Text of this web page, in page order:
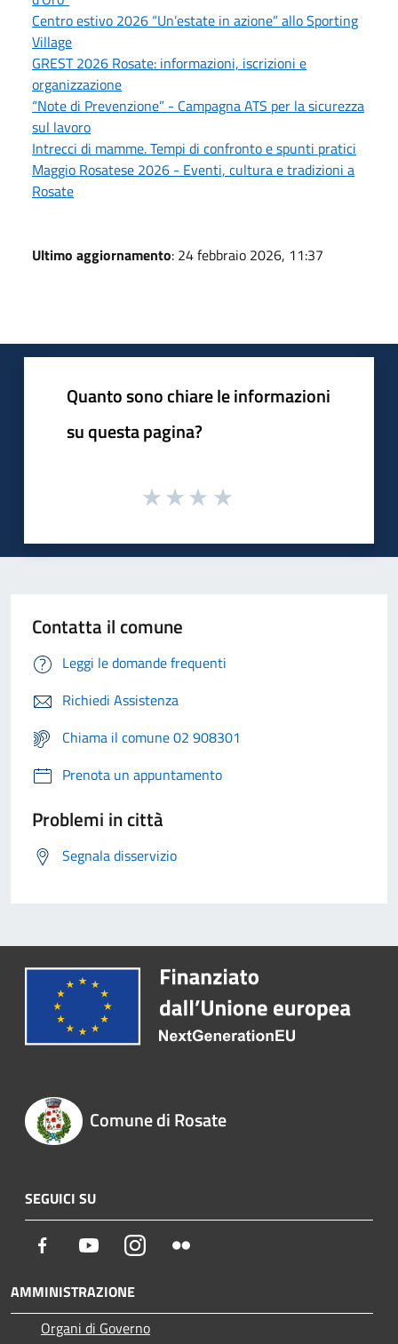
Centro estivo 2026 “Un’estate in azione” allo Sporting
Village
GREST 2026 Rosate: informazioni, iscrizioni e
organizzazione
“Note di Prevenzione” - Campagna ATS per la sicurezza
sul lavoro
Intrecci di mamme. Tempi di confronto e spunti pratici
Maggio Rosatese 2026 - Eventi, cultura e tradizioni a
Rosate
Ultimo aggiornamento: 24 febbraio 2026, 11:37
Quanto sono chiare le informazioni
su questa pagina?
Contatta il comune
Leggi le domande frequenti
Richiedi Assistenza
Chiama il comune 02 908301
Prenota un appuntamento
Problemi in città
Segnala disservizio
Comune di Rosate
SEGUICI SU
Facebook YoutubeInstagram
AMMINISTRAZIONE
Organi di Governo